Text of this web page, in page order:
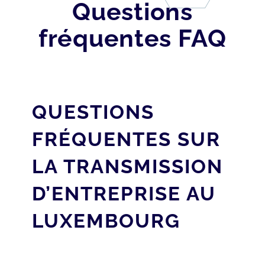
Questions
fréquentes FAQ
QUESTIONS
FRÉQUENTES SUR
LA TRANSMISSION
D’ENTREPRISE AU
LUXEMBOURG